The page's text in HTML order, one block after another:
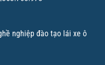
nghiệp đào tạo lái xe ô